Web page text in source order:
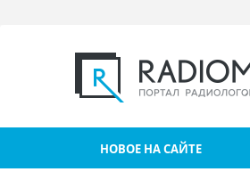
НОВОЕ НА САЙТЕ